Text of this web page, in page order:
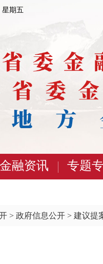
星期五
金融资讯 专题
> 政府信息公开 > 建议提